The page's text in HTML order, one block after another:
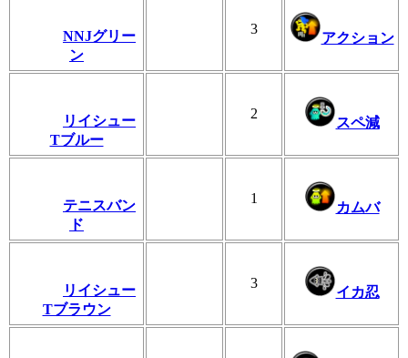
NNJグリー
ン
3
アクション
リイシュー
Tブルー
2
スペ減
テニスバン
ド
1
カムバ
リイシュー
Tブラウン
3
イカ忍